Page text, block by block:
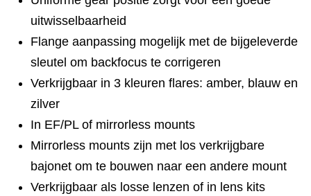
uitwisselbaarheid
Flange aanpassing mogelijk met de bijgeleverde
sleutel om backfocus te corrigeren
Verkrijgbaar in 3 kleuren flares: amber, blauw en
zilver
In EF/PL of mirrorless mounts
Mirrorless mounts zijn met los verkrijgbare
bajonet om te bouwen naar een andere mount
Verkrijgbaar als losse lenzen of in lens kits